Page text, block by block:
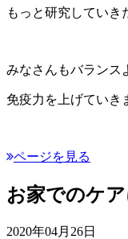
もっと研究していき
みなさんもバランス
免疫力を上げていき
ページを見る
お家でのケ
2020年04月26日